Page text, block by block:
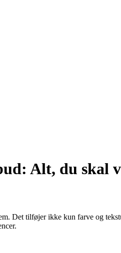
Alt, du skal
Det tilføjer ikke kun farve og